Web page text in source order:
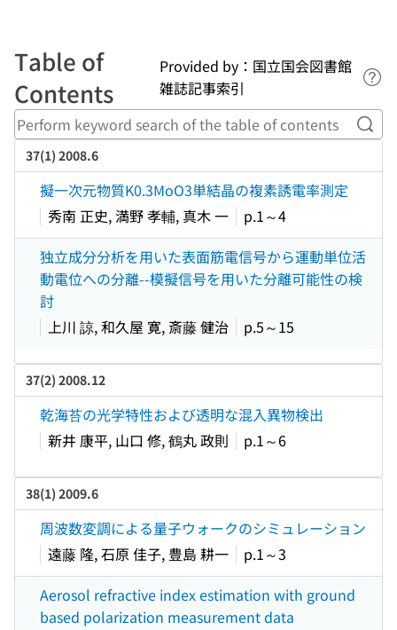
Table of
Contents
Provided by：国立国会図書館
雑誌記事索引
37(1) 2008.6
擬一次元物質K0.3MoO3単結晶の複素誘電率測定
秀南 正史, 満野 孝輔, 真木 一
p.1～4
独立成分分析を用いた表面筋電信号から運動単位活
動電位への分離--模擬信号を用いた分離可能性の検
討
上川 諒, 和久屋 寛, 斎藤 健治
p.5～15
37(2) 2008.12
乾海苔の光学特性および透明な混入異物検出
新井 康平, 山口 修, 鶴丸 政則
p.1～6
38(1) 2009.6
周波数変調による量子ウォークのシミュレーション
遠藤 隆, 石原 佳子, 豊島 耕一
p.1～3
Aerosol refractive index estimation with ground
based polarization measurement data